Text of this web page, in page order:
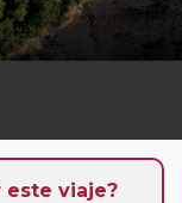
este viaje?